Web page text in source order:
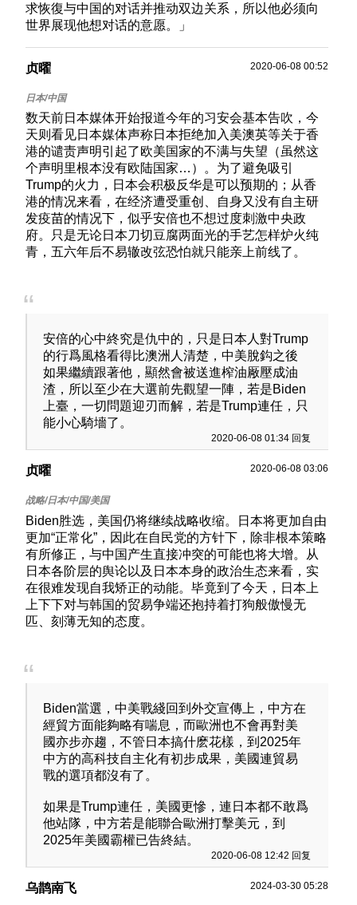
求恢復与中国的对话并推动双边关系，所以他必须向
世界展现他想对话的意愿。」
贞曜 2020-06-08 00:52
数天前日本媒体开始报道今年的习安会基本告吹，今
天则看见日本媒体声称日本拒绝加入美澳英等关于香
港的谴责声明引起了欧美国家的不满与失望（虽然这
个声明里根本没有欧陆国家…）。为了避免吸引
Trump的火力，日本会积极反华是可以预期的；从香
港的情况来看，在经济遭受重创、自身又没有自主研
发疫苗的情况下，似乎安倍也不想过度刺激中央政
府。只是无论日本刀切豆腐两面光的手艺怎样炉火纯
青，五六年后不易辙改弦恐怕就只能亲上前线了。
安倍的心中終究是仇中的，只是日本人對Trump
的行爲風格看得比澳洲人清楚，中美脫鈎之後
如果繼續跟著他，顯然會被送進榨油厰壓成油
渣，所以至少在大選前先觀望一陣，若是Biden
上臺，一切問題迎刃而解，若是Trump連任，只
能小心騎墻了。
2020-06-08 01:34 回复
贞曜 2020-06-08 03:06
Biden胜选，美国仍将继续战略收缩。日本将更加自由
更加“正常化”，因此在自民党的方针下，除非根本策略
有所修正，与中国产生直接冲突的可能也将大增。从
日本各阶层的舆论以及日本本身的政治生态来看，实
在很难发现自我矫正的动能。毕竟到了今天，日本上
上下下对与韩国的贸易争端还抱持着打狗般傲慢无
匹、刻薄无知的态度。
Biden當選，中美戰綫回到外交宣傳上，中方在
經貿方面能夠略有喘息，而歐洲也不會再對美
國亦步亦趨，不管日本搞什麽花樣，到2025年
中方的高科技自主化有初步成果，美國連貿易
戰的選項都沒有了。
如果是Trump連任，美國更慘，連日本都不敢爲
他站隊，中方若是能聯合歐洲打擊美元，到
2025年美國霸權已告終結。
2020-06-08 12:42 回复
乌鹊南飞 2024-03-30 05:28